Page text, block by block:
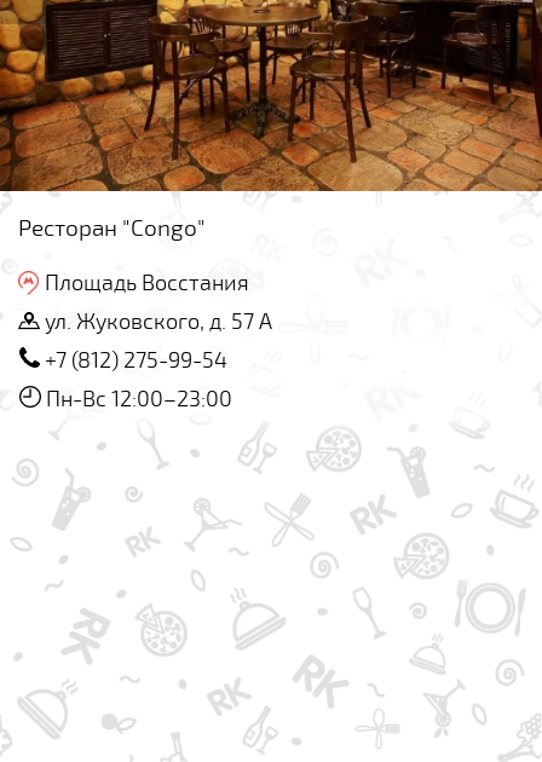
Ресторан "Congo"
Площадь Восстания
ул. Жуковского, д. 57 А
+7 (812) 275-99-54
Пн-Вс 12:00–23:00